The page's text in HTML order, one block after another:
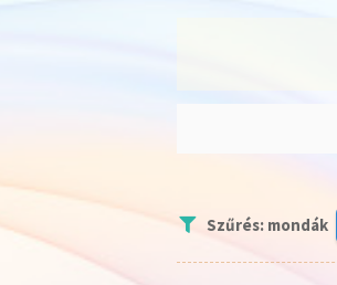
Szűrés: mondák